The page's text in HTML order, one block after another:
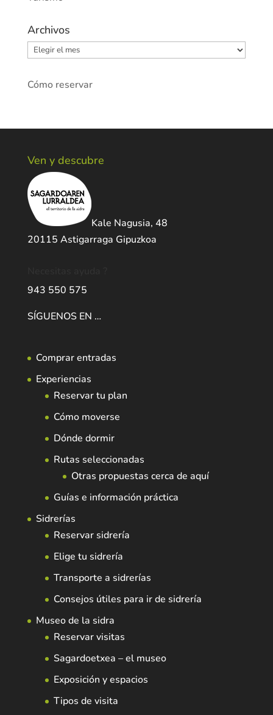
Archivos
Archivos
Cómo reservar
Ven y descubre
Kale Nagusia, 48
20115 Astigarraga Gipuzkoa
943 550 575
SÍGUENOS EN …
Comprar entradas
Experiencias
Reservar tu plan
Cómo moverse
Dónde dormir
Rutas seleccionadas
Otras propuestas cerca de aquí
Guías e información práctica
Sidrerías
Reservar sidrería
Elige tu sidrería
Transporte a sidrerías
Consejos útiles para ir de sidrería
Museo de la sidra
Reservar visitas
Sagardoetxea – el museo
Exposición y espacios
Tipos de visita